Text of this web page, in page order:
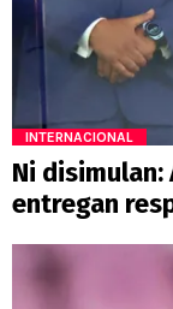
INTERNACIONAL
Ni disimulan:
entregan